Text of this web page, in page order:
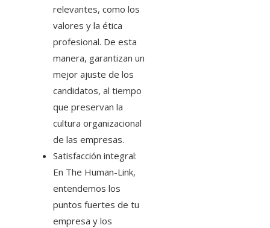
relevantes, como los
valores y la ética
profesional. De esta
manera, garantizan un
mejor ajuste de los
candidatos, al tiempo
que preservan la
cultura organizacional
de las empresas.
Satisfacción integral:
En The Human-Link,
entendemos los
puntos fuertes de tu
empresa y los